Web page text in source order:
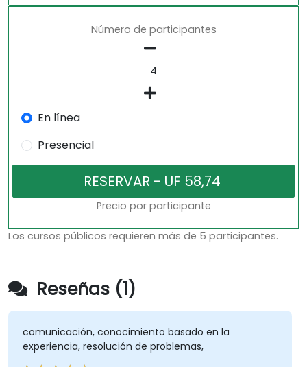
Número de participantes
En línea
Presencial
Precio por participante
Los cursos públicos requieren más de 5 participantes.
Reseñas (1)
comunicación, conocimiento basado en la
experiencia, resolución de problemas,